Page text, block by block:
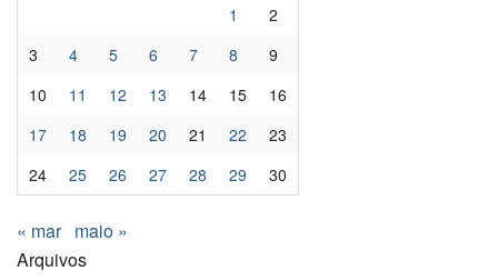
1
2
3
4 5 6 7 8
9
10
11 12 13 14 15
16
17
18 19 20 21 22
23
24
25 26 27 28 29 30
« mar maio »
Arquivos